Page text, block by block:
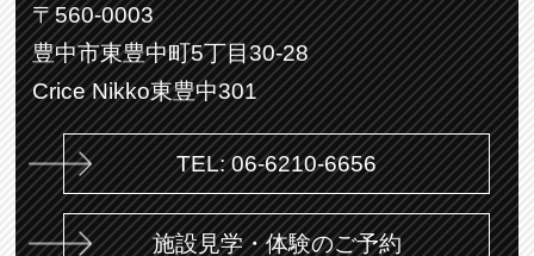
〒560-0003
豊中市東豊中町5丁目30-28
Crice Nikko東豊中301
TEL: 06-6210-6656
施設見学・体験のご予約